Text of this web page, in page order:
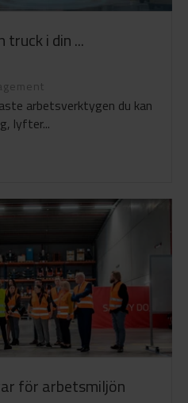
i din ...
arbetsverktygen du kan
lyfter...
för arbetsmiljön